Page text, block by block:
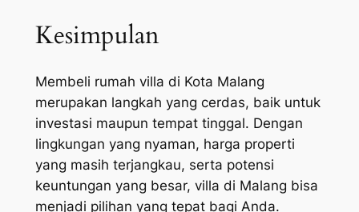
Kesimpulan
Membeli rumah villa di Kota Malang
merupakan langkah yang cerdas, baik untuk
investasi maupun tempat tinggal. Dengan
lingkungan yang nyaman, harga properti
yang masih terjangkau, serta potensi
keuntungan yang besar, villa di Malang bisa
menjadi pilihan yang tepat bagi Anda.